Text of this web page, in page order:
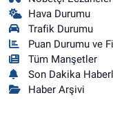
Hava Durumu
Trafik Durumu
Puan Durumu ve
Tüm Manşetler
Son Dakika
Haber Arşivi